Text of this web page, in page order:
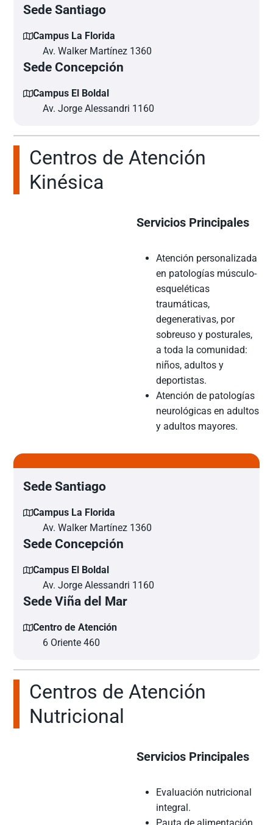
Sede Santiago
Campus La Florida
Av. Walker Martínez 1360
Sede Concepción
Campus El Boldal
Av. Jorge Alessandri 1160
Centros de Atención
Kinésica
Servicios Principales
Atención personalizada
en patologías músculo-
esqueléticas
traumáticas,
degenerativas, por
sobreuso y posturales,
a toda la comunidad:
niños, adultos y
deportistas.
Atención de patologías
neurológicas en adultos
y adultos mayores.
Sede Santiago
Campus La Florida
Av. Walker Martínez 1360
Sede Concepción
Campus El Boldal
Av. Jorge Alessandri 1160
Sede Viña del Mar
Centro de Atención
6 Oriente 460
Centros de Atención
Nutricional
Servicios Principales
Evaluación nutricional
integral.